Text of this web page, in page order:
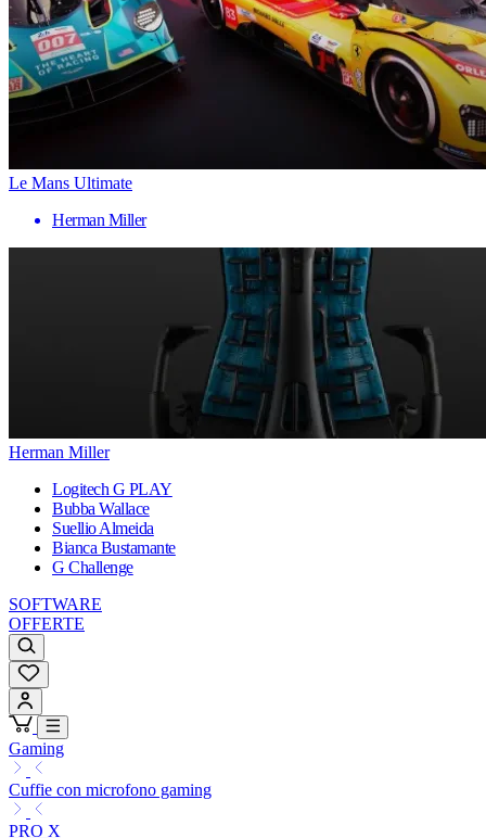
Le Mans Ultimate
Herman Miller
Herman Miller
Logitech G PLAY
Bubba Wallace
Suellio Almeida
Bianca Bustamante
G Challenge
SOFTWARE
OFFERTE
Gaming
Cuffie con microfono gaming
PRO X